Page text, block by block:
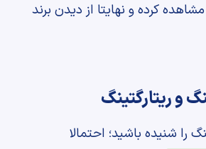
کرده و نهایتا از دیدن برند
و ریتارگتینگ
را شنیده باشید؛ احتمالا